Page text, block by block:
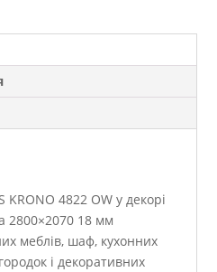
4822 OW у декорі
2800×2070 18 мм
меблів, шаф, кухонних
і декоративних